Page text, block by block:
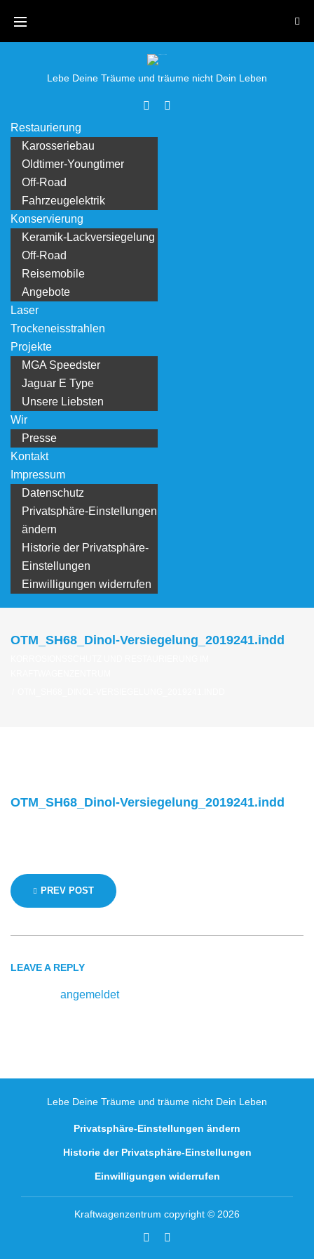
content
Lebe Deine Träume und träume nicht Dein Leben
Restaurierung
Karosseriebau
Oldtimer-Youngtimer
Off-Road
Fahrzeugelektrik
Konservierung
Keramik-Lackversiegelung
Off-Road
Reisemobile
Angebote
Laser
Trockeneisstrahlen
Projekte
MGA Speedster
Jaguar E Type
Unsere Liebsten
Wir
Presse
Kontakt
Impressum
Datenschutz
Privatsphäre-Einstellungen
ändern
Historie der Privatsphäre-
Einstellungen
Einwilligungen widerrufen
OTM_SH68_Dinol-Versiegelung_2019241.indd
OTM_SH68_Dinol-Versiegelung_2019241.indd
Beitragsnavigation
PREV POST
LEAVE A REPLY
angemeldetsein, um einen Kommentar
Lebe Deine Träume und träume nicht Dein Leben
Privatsphäre-Einstellungen ändern
Historie der Privatsphäre-Einstellungen
Einwilligungen widerrufen
Kraftwagenzentrum copyright © 2026